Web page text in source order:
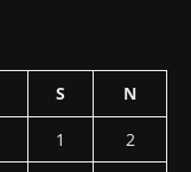
S N
1
2